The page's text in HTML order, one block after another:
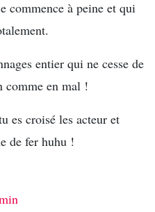
commence à peine et qui
entier qui ne cesse de
comme en mal !
es croisé les acteur et
de fer huhu !